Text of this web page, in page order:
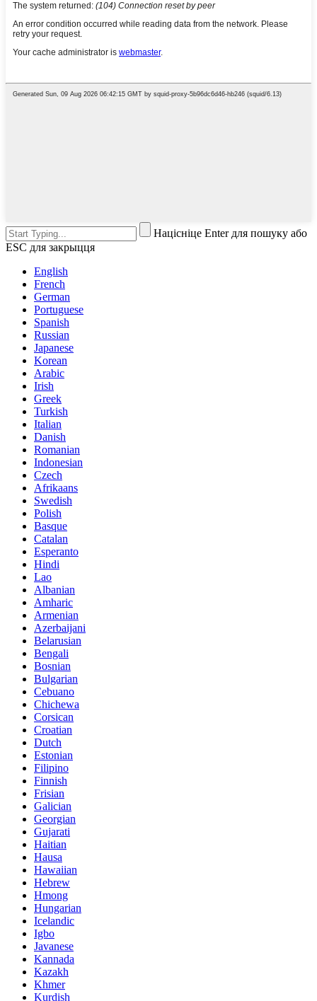
Націсніце Enter для пошуку або
ESC для закрыцця
English
French
German
Portuguese
Spanish
Russian
Japanese
Korean
Arabic
Irish
Greek
Turkish
Italian
Danish
Romanian
Indonesian
Czech
Afrikaans
Swedish
Polish
Basque
Catalan
Esperanto
Hindi
Lao
Albanian
Amharic
Armenian
Azerbaijani
Belarusian
Bengali
Bosnian
Bulgarian
Cebuano
Chichewa
Corsican
Croatian
Dutch
Estonian
Filipino
Finnish
Frisian
Galician
Georgian
Gujarati
Haitian
Hausa
Hawaiian
Hebrew
Hmong
Hungarian
Icelandic
Igbo
Javanese
Kannada
Kazakh
Khmer
Kurdish